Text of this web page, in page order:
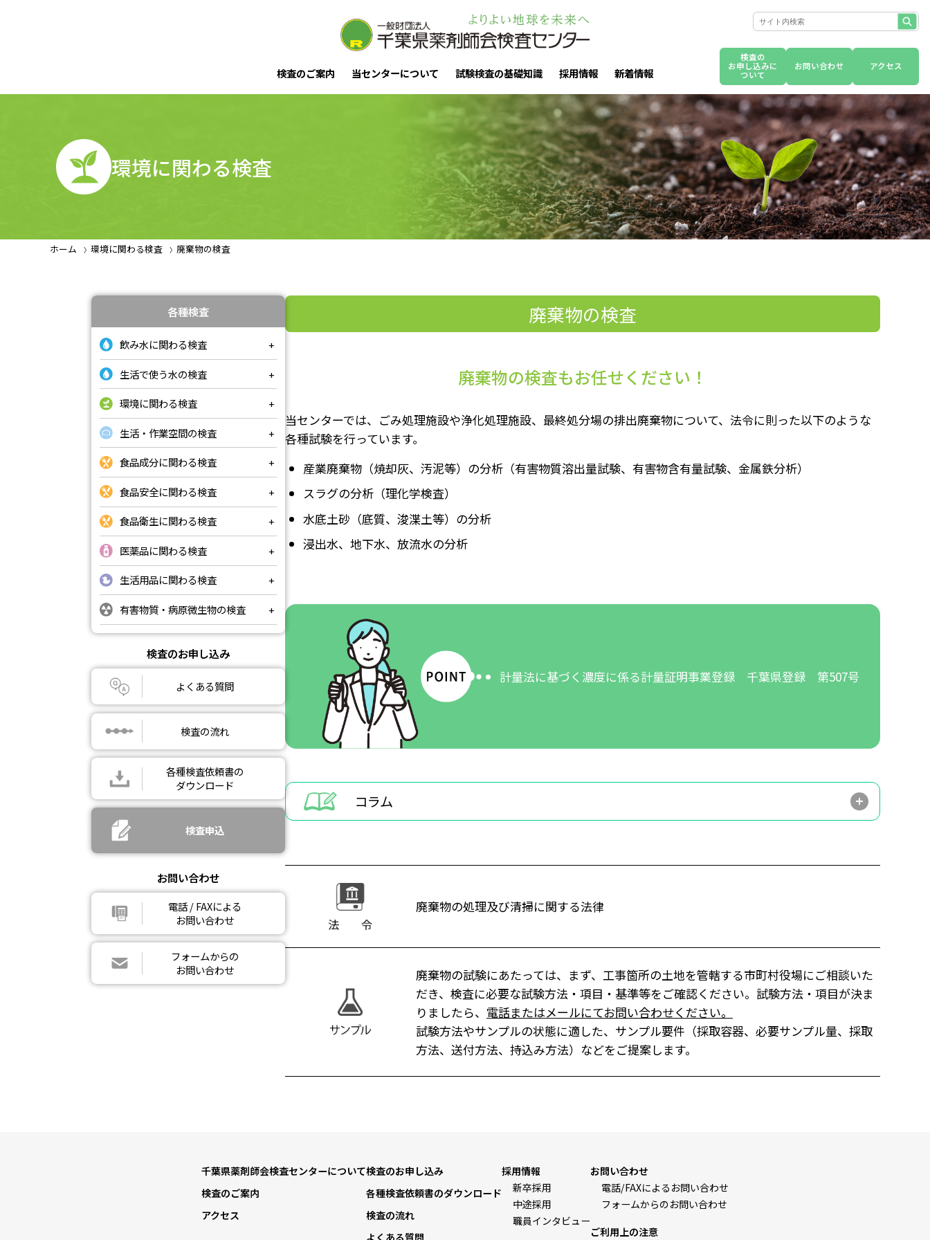
検査のご案内 当センターについて 試験検査の基礎知識 採用情報 新着情報
検査の
お申し込みに
ついて
お問い合わせ アクセス
環境に関わる検査
ホーム 環境に関わる検査 廃棄物の検査
廃棄物の検査
廃棄物の検査もお任せください！
当センターでは、ごみ処理施設や浄化処理施設、最終処分場の排出廃棄物について、法令に則った以下のような
各種試験を行っています。
産業廃棄物（焼却灰、汚泥等）の分析（有害物質溶出量試験、有害物含有量試験、金属鉄分析）
スラグの分析（理化学検査）
水底土砂（底質、浚渫土等）の分析
浸出水、地下水、放流水の分析
計量法に基づく濃度に係る計量証明事業登録 千葉県登録 第507号
コラム
廃棄物の処理及び清掃に関する法律
廃棄物の試験にあたっては、まず、工事箇所の土地を管轄する市町村役場にご相談いた
だき、検査に必要な試験方法・項目・基準等をご確認ください。試験方法・項目が決ま
りましたら、 電話またはメールにてお問い合わせください。
試験方法やサンプルの状態に適した、サンプル要件（採取容器、必要サンプル量、採取
方法、送付方法、持込み方法）などをご提案します。
各種検査
飲み水に関わる検査
生活で使う水の検査
環境に関わる検査
生活・作業空間の検査
食品成分に関わる検査
食品安全に関わる検査
食品衛生に関わる検査
医薬品に関わる検査
生活用品に関わる検査
有害物質・病原微生物の検査
検査のお申し込み
よくある質問
検査の流れ
各種検査依頼書の
ダウンロード
検査申込
お問い合わせ
電話 / FAXによる
お問い合わせ
フォームからの
お問い合わせ
千葉県薬剤師会検査センターについて
検査のご案内
アクセス
検査のお申し込み
各種検査依頼書のダウンロード
検査の流れ
採用情報
新卒採用
中途採用
職員インタビュー
お問い合わせ
電話/FAXによるお問い合わせ
フォームからのお問い合わせ
ご利用上の注意